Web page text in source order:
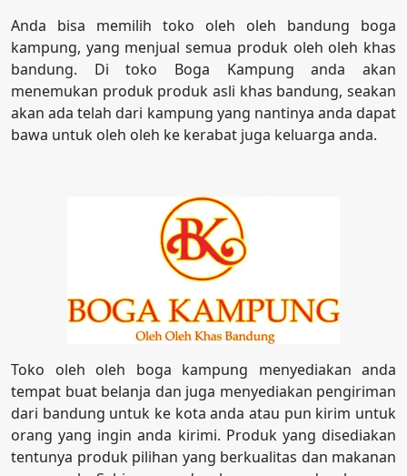
Anda bisa memilih toko oleh oleh bandung boga
kampung, yang menjual semua produk oleh oleh khas
bandung. Di toko Boga Kampung anda akan
menemukan produk produk asli khas bandung, seakan
akan ada telah dari kampung yang nantinya anda dapat
bawa untuk oleh oleh ke kerabat juga keluarga anda.
Toko oleh oleh boga kampung menyediakan anda
tempat buat belanja dan juga menyediakan pengiriman
dari bandung untuk ke kota anda atau pun kirim untuk
orang yang ingin anda kirimi. Produk yang disediakan
tentunya produk pilihan yang berkualitas dan makanan